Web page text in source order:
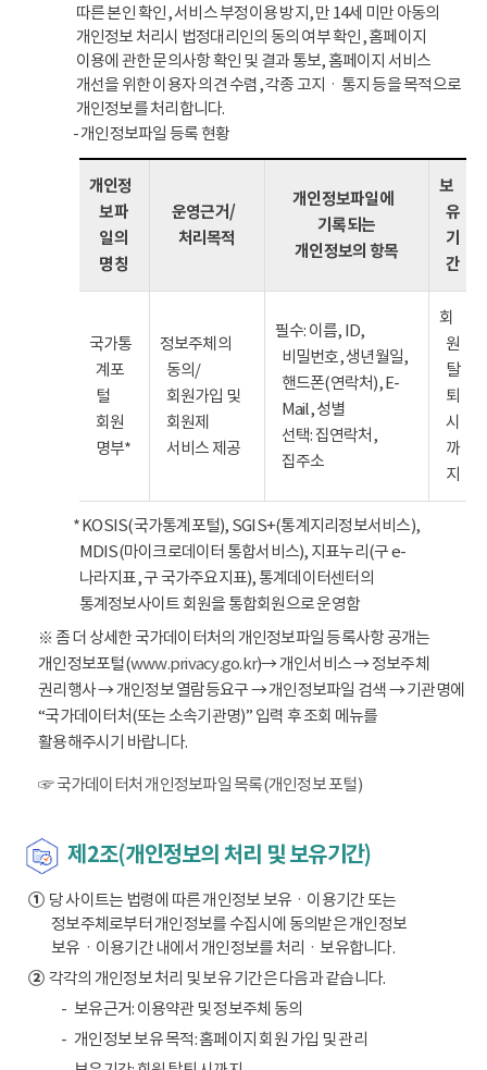
따른 본인 확인, 서비스 부정이용 방지, 만 14세 미만 아동의
개인정보 처리시 법정대리인의 동의 여부 확인, 홈페이지
이용에 관한 문의사항 확인 및 결과 통보, 홈페이지 서비스
개선을 위한 이용자 의견 수렴, 각종 고지ㆍ통지 등을 목적으로
개인정보를 처리합니다.
- 개인정보파일 등록 현황
개인정
보파
일의
명칭
운영근거/
처리목적
개인정보파일에
기록되는
개인정보의 항목
보
유
기
간
국가통
계포
털
회원
명부*
정보주체의
동의/
회원가입 및
회원제
서비스 제공
필수: 이름, ID,
비밀번호, 생년월일,
핸드폰(연락처), E-
Mail, 성별
선택: 집연락처,
집주소
회
원
탈
퇴
시
까
지
* KOSIS(국가통계포털), SGIS+(통계지리정보서비스),
MDIS(마이크로데이터 통합서비스), 지표누리(구 e-
나라지표, 구 국가주요지표), 통계데이터센터의
통계정보사이트 회원을 통합회원으로 운영함
※ 좀 더 상세한 국가데이터처의 개인정보파일 등록사항 공개는
개인정보포털(www.privacy.go.kr)→ 개인서비스 → 정보주체
권리행사 → 개인정보 열람등요구 → 개인정보파일 검색 → 기관명에
“국가데이터처(또는 소속기관명)” 입력 후 조회 메뉴를
활용해주시기 바랍니다.
☞ 국가데이터처 개인정보파일 목록(개인정보 포털)
제2조(개인정보의 처리 및 보유기간)
①당 사이트는 법령에 따른 개인정보 보유ㆍ이용기간 또는
정보주체로부터 개인정보를 수집시에 동의받은 개인정보
보유ㆍ이용기간 내에서 개인정보를 처리ㆍ보유합니다.
②각각의 개인정보 처리 및 보유 기간은 다음과 같습니다.
보유근거: 이용약관 및 정보주체 동의
개인정보 보유 목적: 홈페이지 회원 가입 및 관리